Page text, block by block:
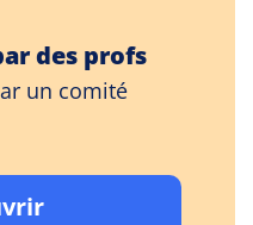
des profs
un comité